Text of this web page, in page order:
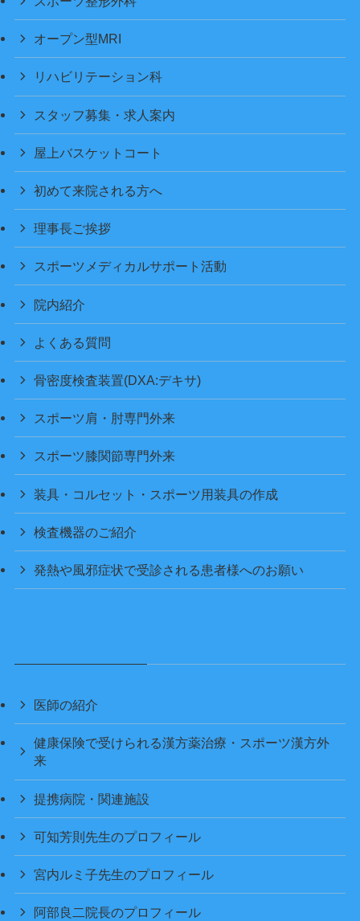
オープン型MRI
リハビリテーション科
スタッフ募集・求人案内
屋上バスケットコート
初めて来院される方へ
理事長ご挨拶
スポーツメディカルサポート活動
院内紹介
よくある質問
骨密度検査装置(DXA:デキサ)
スポーツ肩・肘専門外来
スポーツ膝関節専門外来
装具・コルセット・スポーツ用装具の作成
検査機器のご紹介
発熱や風邪症状で受診される患者様へのお願い
医師の紹介
健康保険で受けられる漢方薬治療・スポーツ漢方外
来
提携病院・関連施設
可知芳則先生のプロフィール
宮内ルミ子先生のプロフィール
阿部良二院長のプロフィール